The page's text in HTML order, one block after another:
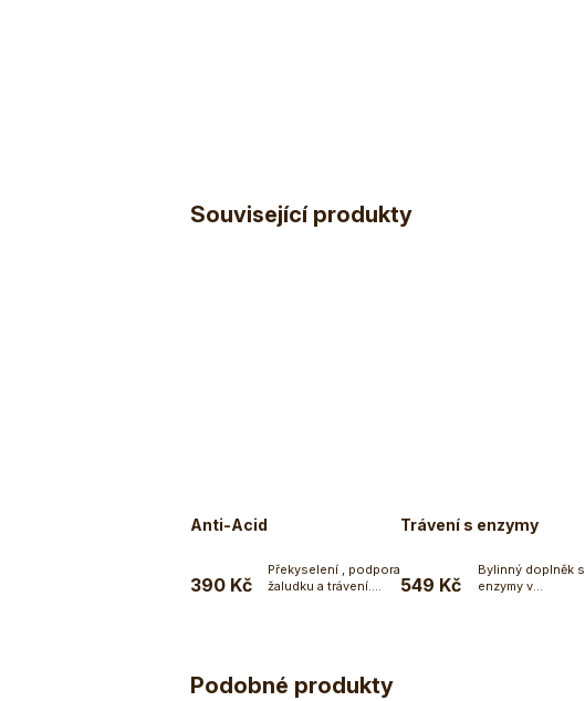
Související produkty
Anti-Acid
390 Kč Do košíku
Překyselení , podpora
žaludku a trávení.
Trávení s enzymy
549 Kč Do košíku
Bylinný doplněk s
enzymy v
Podobné produkty